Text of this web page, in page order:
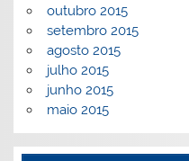
outubro 2015
setembro 2015
agosto 2015
julho 2015
junho 2015
maio 2015